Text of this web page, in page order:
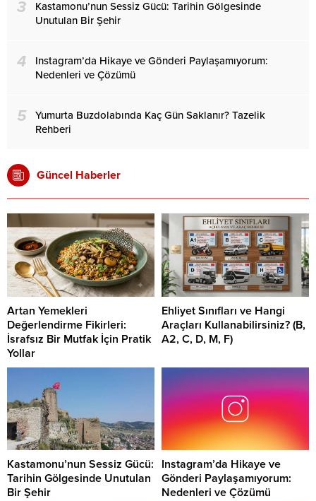
3
Kastamonu’nun Sessiz Gücü: Tarihin Gölgesinde
Unutulan Bir Şehir
4
Instagram’da Hikaye ve Gönderi Paylaşamıyorum:
Nedenleri ve Çözümü
5
Yumurta Buzdolabında Kaç Gün Saklanır? Tazelik
Rehberi
Güncel Haberler
Artan Yemekleri
Değerlendirme Fikirleri:
İsrafsız Bir Mutfak İçin Pratik
Yollar
Ehliyet Sınıfları ve Hangi
Araçları Kullanabilirsiniz? (B,
A2, C, D, M, F)
Kastamonu’nun Sessiz Gücü:
Tarihin Gölgesinde Unutulan
Bir Şehir
Instagram’da Hikaye ve
Gönderi Paylaşamıyorum:
Nedenleri ve Çözümü